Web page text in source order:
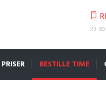
22
PRISER BESTILLE TIME